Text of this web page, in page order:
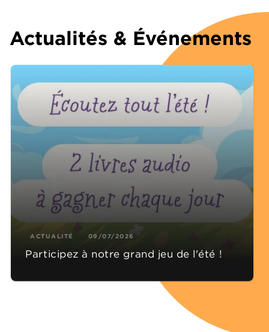
Actualités & Événements
ACTUALITÉ 09/07/2026
Participez à notre grand jeu de l'été !